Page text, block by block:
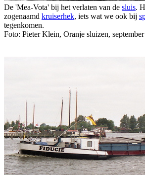
De 'Mea-Vota' bij het verlaten van de sluis.
zogenaamd kruiserhek, iets wat we ook bij
tegenkomen.
Foto: Pieter Klein, Oranje sluizen,